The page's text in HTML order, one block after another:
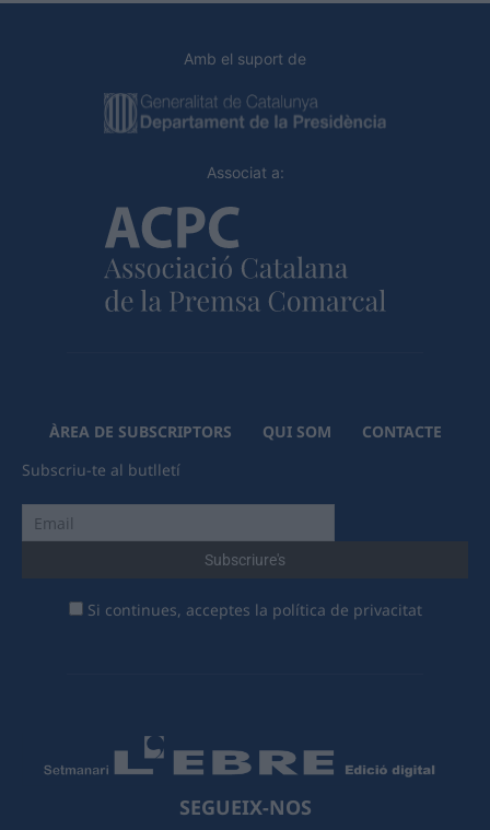
Amb el suport de
Associat a:
ÀREA DE SUBSCRIPTORS QUI SOM
CONTACTE
Subscriu-te al butlletí
Si continues, acceptes la política de privacitat
SEGUEIX-NOS